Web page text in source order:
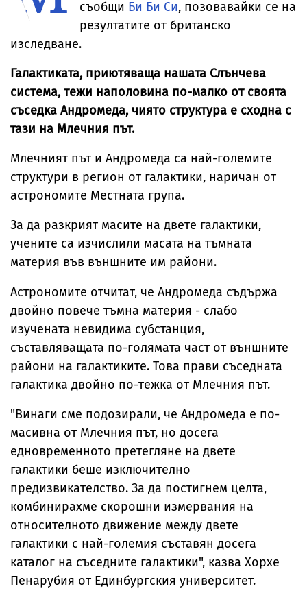
съобщи Би Би Си, позовавайки се на
резултатите от британско
изследване.
Галактиката, приютяваща нашата Слънчева
система, тежи наполовина по-малко от своята
съседка Андромеда, чиято структура е сходна с
тази на Млечния път.
Млечният път и Андромеда са най-големите
структури в регион от галактики, наричан от
астрономите Местната група.
За да разкрият масите на двете галактики,
учените са изчислили масата на тъмната
материя във външните им райони.
Астрономите отчитат, че Андромеда съдържа
двойно повече тъмна материя - слабо
изучената невидима субстанция,
съставляващата по-голямата част от външните
райони на галактиките. Това прави съседната
галактика двойно по-тежка от Млечния път.
"Винаги сме подозирали, че Андромеда е по-
масивна от Млечния път, но досега
едновременното претегляне на двете
галактики беше изключително
предизвикателство. За да постигнем целта,
комбинирахме скорошни измервания на
относителното движение между двете
галактики с най-големия съставян досега
каталог на съседните галактики", казва Хорхе
Пенарубия от Единбургския университет.